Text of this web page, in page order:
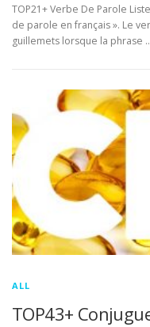
TOP21+ Verbe De Parole
de parole en français ». Le
guillemets lorsque la phrase
ALL
TOP43+